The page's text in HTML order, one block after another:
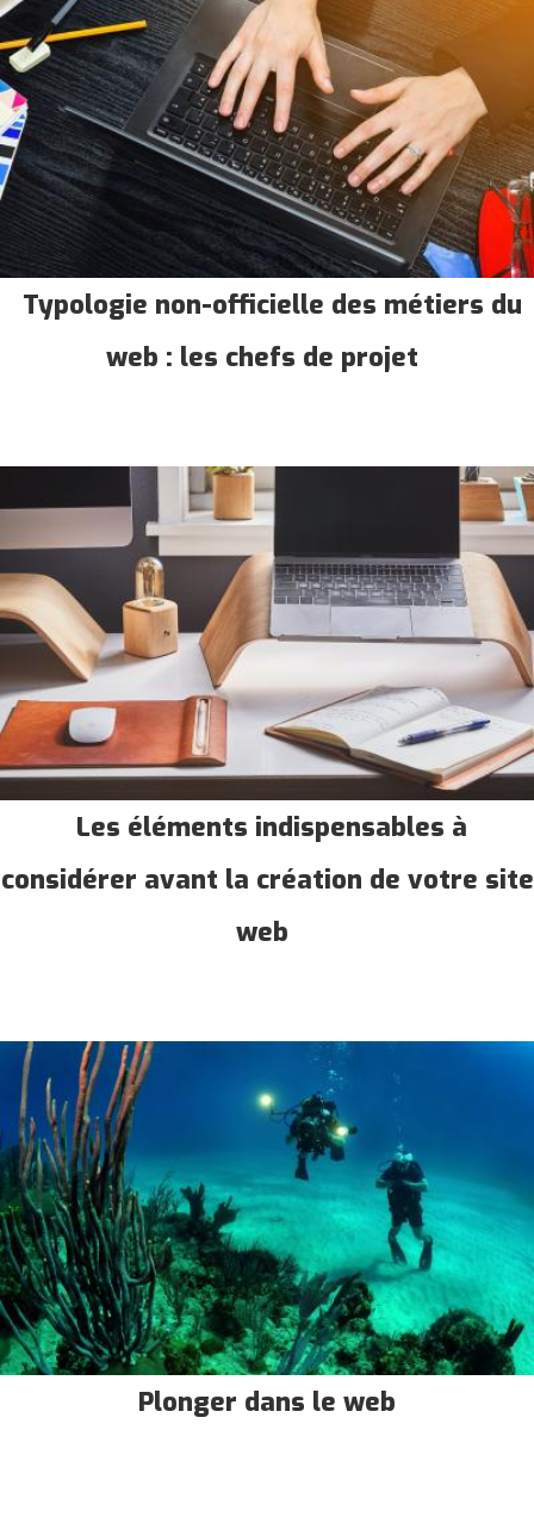
Typologie non-officielle des métiers du
web : les chefs de projet
Les éléments indispensables à
considérer avant la création de votre site
web
Plonger dans le web